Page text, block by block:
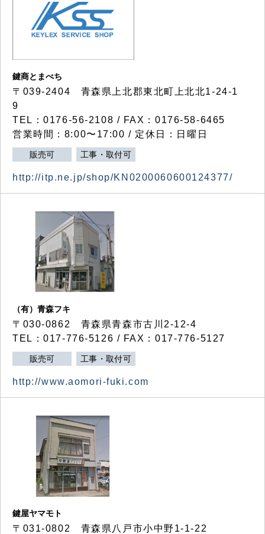
鍵商とまべち
〒039-2404 青森県上北郡東北町上北北1-24-1
9
TEL：0176-56-2108 / FAX：0176-58-6465
営業時間：8:00〜17:00 / 定休日：日曜日
販売可 工事・取付可
http://itp.ne.jp/shop/KN0200060600124377/
（有）青森フキ
〒030-0862 青森県青森市古川2-12-4
TEL：017-776-5126 / FAX：017-776-5127
販売可 工事・取付可
http://www.aomori-fuki.com
鍵屋ヤマモト
〒031-0802 青森県八戸市小中野1-1-22